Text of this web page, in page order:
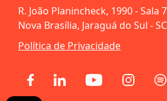
R. João Planincheck, 1990 - Sala
Nova Brasília, Jaraguá do Sul -
Política de Privacidade